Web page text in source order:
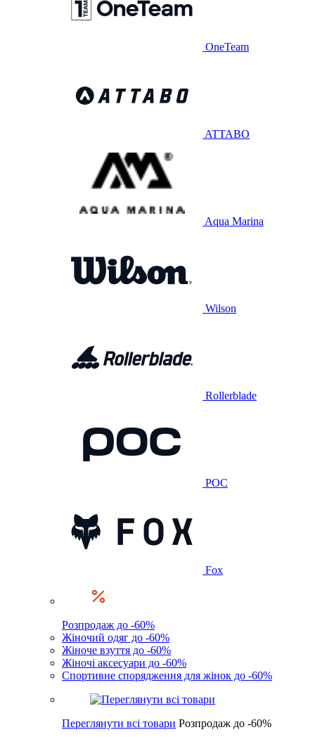
OneTeam
ATTABO
Aqua Marina
Wilson
Rollerblade
POC
Fox
Розпродаж до -60%
Жіночий одяг до -60%
Жіноче взуття до -60%
Жіночі аксесуари до -60%
Спортивне спорядження для жінок до -60%
Переглянути всі товари Розпродаж до -60%